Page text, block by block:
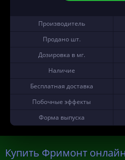
Производитель
Продано шт.
Дозировка в мг.
Наличие
Бесплатная доставка
Побочные эффекты
Форма выпуска
Купить Фримонт